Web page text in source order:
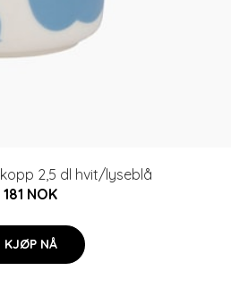
2,5 dl hvit/lyseblå
181 NOK
KJØP NÅ